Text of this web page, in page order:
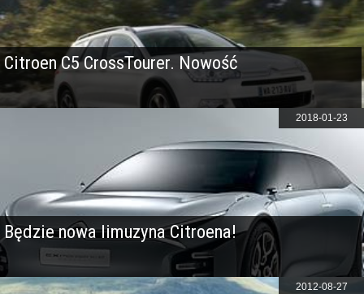
Citroen C5 CrossTourer. Nowość
Będzie nowa limuzyna Citroena!
2018-01-23
2012-08-27